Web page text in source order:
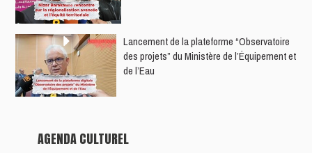
​Lancement de la plateforme “Observatoire
des projets” du Ministère de l’Équipement et
de l’Eau
AGENDA CULTUREL